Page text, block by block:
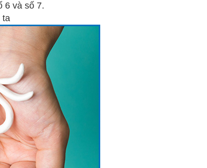
6 và số 7.
ta